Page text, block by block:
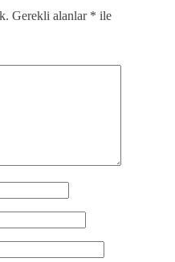
Gerekli alanlar * ile